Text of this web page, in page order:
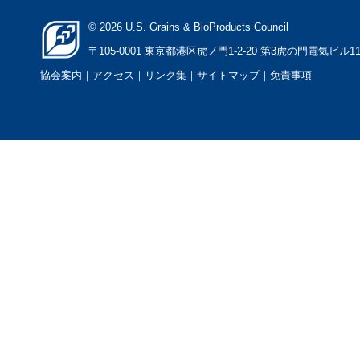
© 2026 U.S. Grains & BioProducts Council
〒105-0001 東京都港区虎ノ門1-2-20 第3虎の門電気ビル
協会案内 ｜アクセス ｜ リンク集 ｜ サイトマップ｜ 免責事項